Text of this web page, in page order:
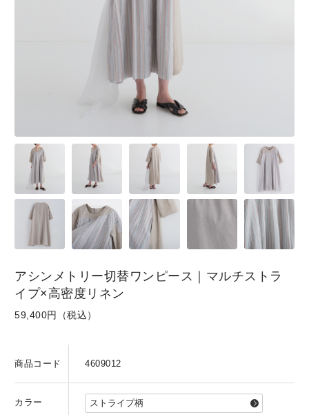
PANTS / LEGGINS
FORMAL
アシンメトリー切替ワンピース｜マルチストラ
イプ×高密度リネン
59,400円（税込）
商品コード 4609012
カラー